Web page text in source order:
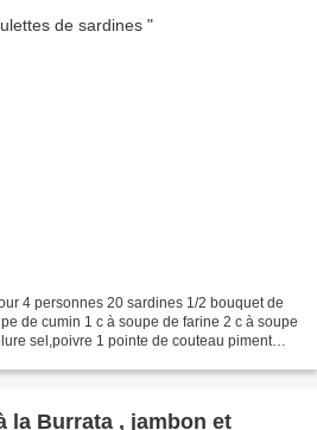
4 personnes 20 sardines 1/2 bouquet de
de cumin 1 c à soupe de farine 2 c à soupe
sel,poivre 1 pointe de couteau piment
la Burrata , jambon et